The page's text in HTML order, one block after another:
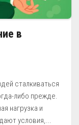
в
сталкиваться
либо прежде.
нагрузка и
условия,...